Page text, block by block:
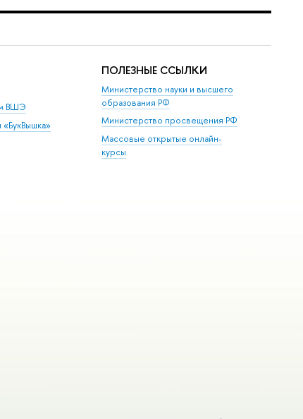
ВШЭ
ПОЛЕЗНЫЕ ССЫЛКИ
Министерство науки и высшего
образования РФ
Министерство просвещения РФ
Массовые открытые онлайн-
курсы